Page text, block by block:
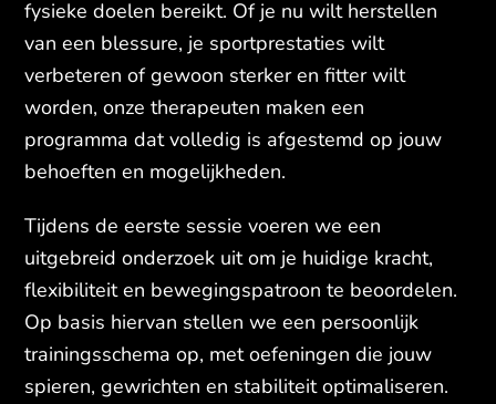
fysieke doelen bereikt. Of je nu wilt herstellen
van een blessure, je sportprestaties wilt
verbeteren of gewoon sterker en fitter wilt
worden, onze therapeuten maken een
programma dat volledig is afgestemd op jouw
behoeften en mogelijkheden.
Tijdens de eerste sessie voeren we een
uitgebreid onderzoek uit om je huidige kracht,
flexibiliteit en bewegingspatroon te beoordelen.
Op basis hiervan stellen we een persoonlijk
trainingsschema op, met oefeningen die jouw
spieren, gewrichten en stabiliteit optimaliseren.